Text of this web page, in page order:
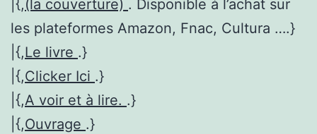
|{,(la couverture) . Disponible à l’achat sur
les plateformes Amazon, Fnac, Cultura ….}
|{,Le livre .}
|{,Clicker Ici .}
|{,A voir et à lire. .}
|{,Ouvrage .}